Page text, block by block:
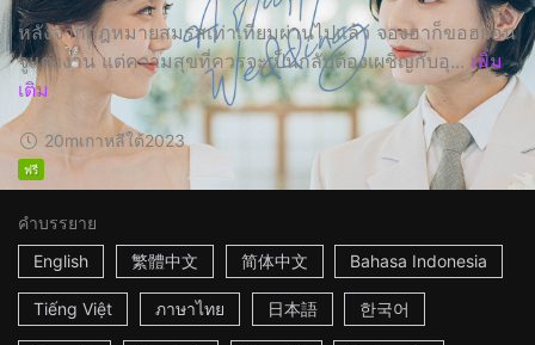
หลังจากกฎหมายสมรสเท่าเทียมผ่านไปแล้ว จองฮาก็ขอฮยอน
จูแต่งงาน แต่ความสุขที่ควรจะเป็นกลับต้องเผชิญกับอุ... เพิ่ม
เติม
20mเกาหลีใต้2023
ฟรี
คำบรรยาย
English
繁體中文 简体中文 Bahasa Indonesia
Tiếng Việt ภาษาไทย 日本語 한국어